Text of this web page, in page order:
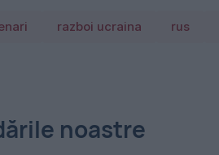
razboi ucraina rus
noastre